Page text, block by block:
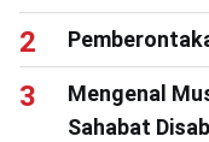
Mengenal
Sahabat